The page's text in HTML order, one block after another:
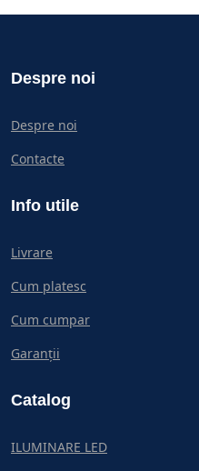
Despre noi
Despre noi
Contacte
Info utile
Livrare
Cum platesc
Cum cumpar
Garanții
Catalog
ILUMINARE LED